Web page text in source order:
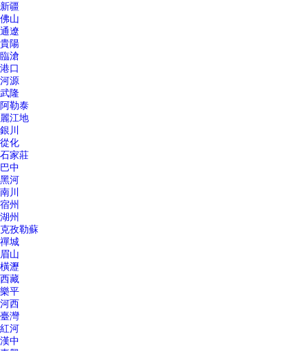
新疆
佛山
通遼
貴陽
臨滄
港口
河源
武隆
阿勒泰
麗江地
銀川
從化
石家莊
巴中
黑河
南川
宿州
湖州
克孜勒蘇
禪城
眉山
橫瀝
西藏
樂平
河西
臺灣
紅河
漢中